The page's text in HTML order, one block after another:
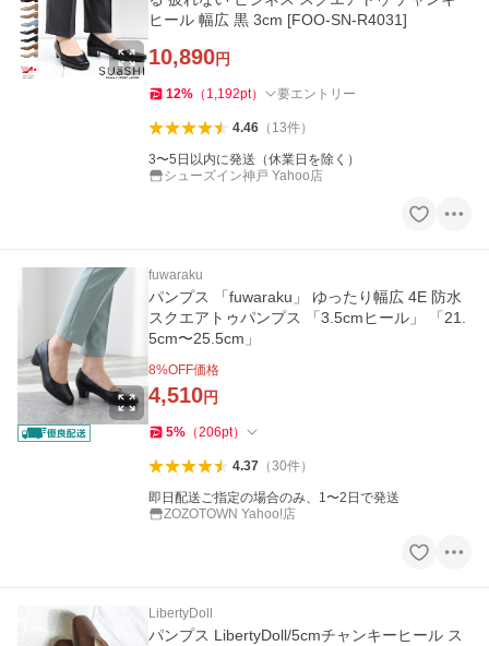
ヒール 幅広 黒 3cm [FOO-SN-R4031]
10,890円
12% （ 1,192pt） 要エントリー
4.46（ 13件）
3〜5日以内に発送（休業日を除く）
シューズイン神戸 Yahoo店
fuwaraku
パンプス 「fuwaraku」 ゆったり幅広 4E 防水
スクエアトゥパンプス 「3.5cmヒール」 「21.
5cm〜25.5cm」
8%OFF価格
4,510円
5% （206pt）
4.37（30件）
即日配送ご指定の場合のみ、1〜2日で発送
ZOZOTOWN Yahoo!店
LibertyDoll
パンプス LibertyDoll/5cmチャンキーヒール ス